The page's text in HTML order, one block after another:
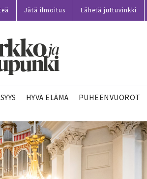
Jätä ilmoitus Lähetä juttuvinkki
HYVÄ ELÄMÄ PUHEENVUOROT